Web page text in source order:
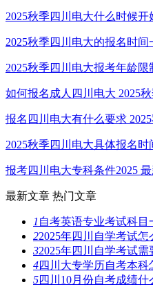
2025秋季四川电大什么时候开
2025秋季四川电大的报名时间
2025秋季四川电大报考年龄限
如何报名成人四川电大 2025
报名四川电大有什么要求
2025秋季四川电大具体报名时
报考四川电大专科条件2025
最新文章 热门文章
1自考英语专业考试科目
22025年四川自学考试
32025年四川自学考试需
4四川大专学历自考本科
5四川10月份自考成绩